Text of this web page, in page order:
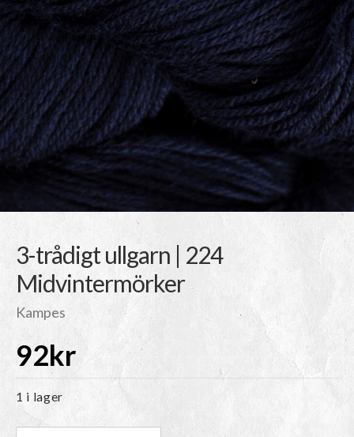
3-trådigt ullgarn | 224
Midvintermörker
Kampes
92kr
1 i lager